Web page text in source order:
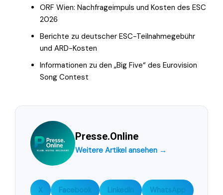
ORF Wien: Nachfrageimpuls und Kosten des ESC
2026
Berichte zu deutscher ESC-Teilnahmegebühr
und ARD-Kosten
Informationen zu den „Big Five“ des Eurovision
Song Contest
Presse.Online
Weitere Artikel ansehen →
X Facebook LinkedIn WhatsApp